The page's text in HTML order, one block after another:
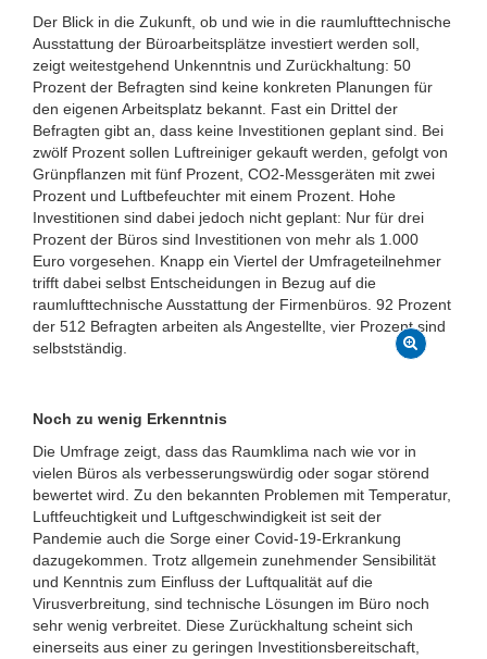
Der Blick in die Zukunft, ob und wie in die raumlufttechnische
Ausstattung der Büroarbeitsplätze investiert werden soll,
zeigt weitestgehend Unkenntnis und Zurückhaltung: 50
Prozent der Befragten sind keine konkreten Planungen für
den eigenen Arbeitsplatz bekannt. Fast ein Drittel der
Befragten gibt an, dass keine Investitionen geplant sind. Bei
zwölf Prozent sollen Luftreiniger gekauft werden, gefolgt von
Grünpflanzen mit fünf Prozent, CO2-Messgeräten mit zwei
Prozent und Luftbefeuchter mit einem Prozent. Hohe
Investitionen sind dabei jedoch nicht geplant: Nur für drei
Prozent der Büros sind Investitionen von mehr als 1.000
Euro vorgesehen. Knapp ein Viertel der Umfrageteilnehmer
trifft dabei selbst Entscheidungen in Bezug auf die
raumlufttechnische Ausstattung der Firmenbüros. 92 Prozent
der 512 Befragten arbeiten als Angestellte, vier Prozent sind
selbstständig.
Noch zu wenig Erkenntnis
Die Umfrage zeigt, dass das Raumklima nach wie vor in
vielen Büros als verbesserungswürdig oder sogar störend
bewertet wird. Zu den bekannten Problemen mit Temperatur,
Luftfeuchtigkeit und Luftgeschwindigkeit ist seit der
Pandemie auch die Sorge einer Covid-19-Erkrankung
dazugekommen. Trotz allgemein zunehmender Sensibilität
und Kenntnis zum Einfluss der Luftqualität auf die
Virusverbreitung, sind technische Lösungen im Büro noch
sehr wenig verbreitet. Diese Zurückhaltung scheint sich
einerseits aus einer zu geringen Investitionsbereitschaft,